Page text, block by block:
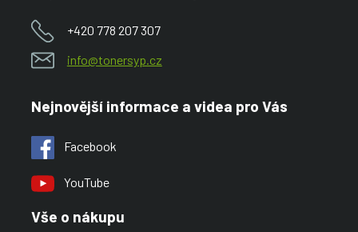
+420 778 207 307
info@tonersyp.cz
Nejnovější informace a videa pro Vás
Facebook
YouTube
Vše o nákupu